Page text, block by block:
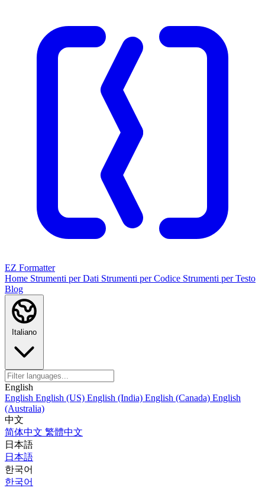
EZ Formatter
Home Strumenti per Dati Strumenti per Codice Strumenti per Testo
Blog
Italiano
English
English English (US) English (India) English (Canada) English
(Australia)
中文
简体中文 繁體中文
日本語
日本語
한국어
한국어